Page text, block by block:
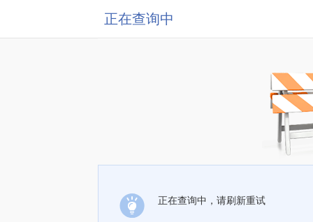
正在查询中
正在查询中，请刷新重试